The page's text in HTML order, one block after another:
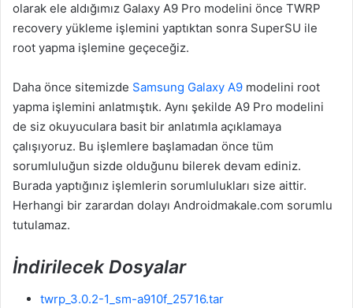
olarak ele aldığımız Galaxy A9 Pro modelini önce TWRP
recovery yükleme işlemini yaptıktan sonra SuperSU ile
root yapma işlemine geçeceğiz.
Daha önce sitemizde Samsung Galaxy A9 modelini root
yapma işlemini anlatmıştık. Aynı şekilde A9 Pro modelini
de siz okuyuculara basit bir anlatımla açıklamaya
çalışıyoruz. Bu işlemlere başlamadan önce tüm
sorumluluğun sizde olduğunu bilerek devam ediniz.
Burada yaptığınız işlemlerin sorumlulukları size aittir.
Herhangi bir zarardan dolayı Androidmakale.com sorumlu
tutulamaz.
İndirilecek Dosyalar
twrp_3.0.2-1_sm-a910f_25716.tar